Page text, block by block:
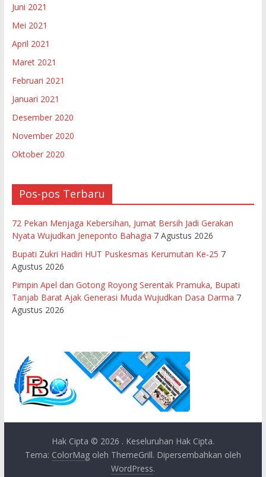
Juni 2021
Mei 2021
April 2021
Maret 2021
Februari 2021
Januari 2021
Desember 2020
November 2020
Oktober 2020
Pos-pos Terbaru
72 Pekan Menjaga Kebersihan, Jumat Bersih Jadi Gerakan
Nyata Wujudkan Jeneponto Bahagia 7 Agustus 2026
Bupati Zukri Hadiri HUT Puskesmas Kerumutan Ke-25 7
Agustus 2026
Pimpin Apel dan Gotong Royong Serentak Pramuka, Bupati
Tanjab Barat Ajak Generasi Muda Wujudkan Dasa Darma 7
Agustus 2026
Hak Cipta © 2026 . Keseluruhan Hak Cipta.
Tema: ColorMagoleh ThemeGrill. Dipersembahkan oleh
WordPress.